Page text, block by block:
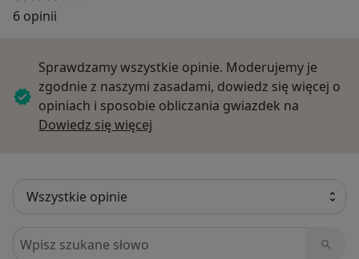
6 opinii
Sprawdzamy wszystkie opinie. Moderujemy je
zgodnie z naszymi zasadami, dowiedz się więcej o
opiniach i sposobie obliczania gwiazdek na
Dowiedz się więcej
Szukaj w opiniach